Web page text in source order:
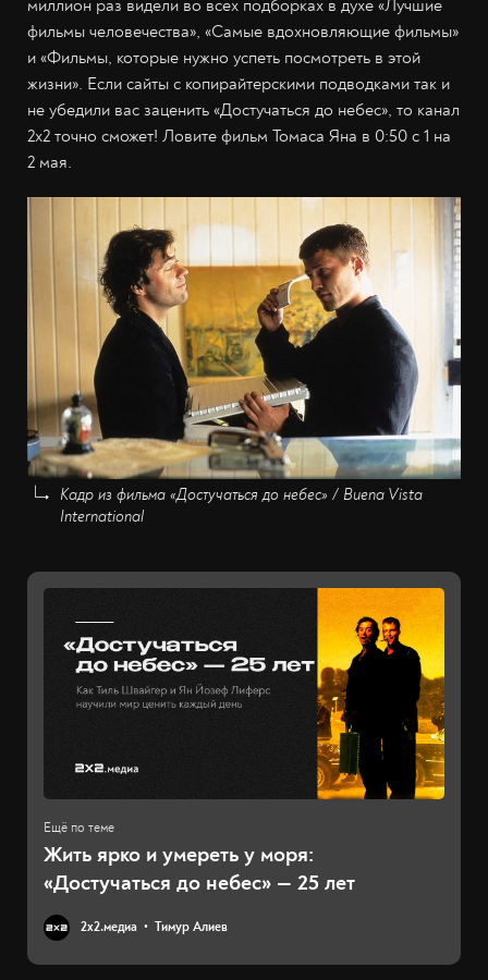
миллион раз видели во всех подборках в духе «Лучшие
фильмы человечества», «Самые вдохновляющие фильмы»
и «Фильмы, которые нужно успеть посмотреть в этой
жизни». Если сайты с копирайтерскими подводками так и
не убедили вас заценить «Достучаться до небес», то канал
2x2 точно сможет! Ловите фильм Томаса Яна в 0:50 с 1 на
2 мая.
Кадр из фильма «Достучаться до небес» / Buena Vista
International
Жить ярко и умереть у моря:
«Достучаться до небес» — 25 лет
2х2.медиа Тимур Алиев